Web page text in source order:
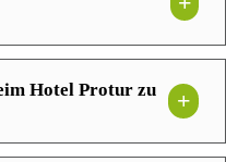
Hotel Protur zu